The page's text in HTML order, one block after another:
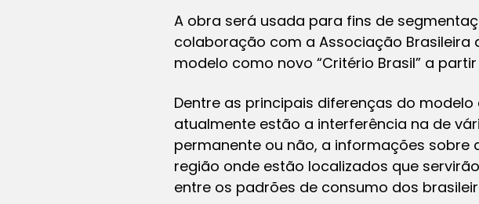
A obra será usada para fins de
colaboração com a Associação Brasileira
modelo como novo “Critério Brasil” a partir
Dentre as principais diferenças do
atualmente estão a interferência na de
permanente ou não, a informações
região onde estão localizados que
entre os padrões de consumo dos